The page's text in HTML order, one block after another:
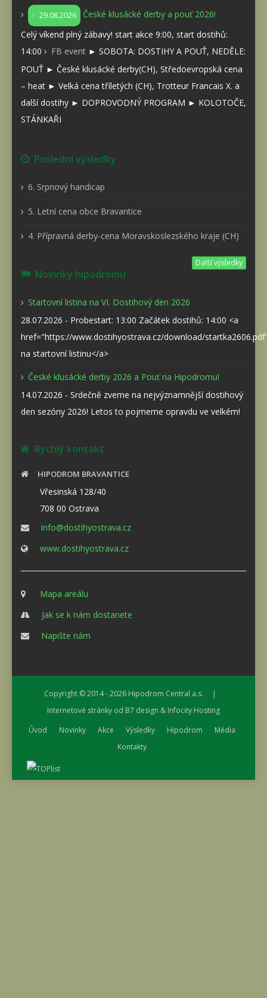
29.08.2026
České klusácké derby a pouť 2026!
Celý víkend plný zábavy! start akce 9:00, start dostihů:
14:00
FB event ► SOBOTA: DOSTIHY A POUŤ, NEDĚLE:
POUŤ ► České klusácké derby(CH), Středoevropská cena
– heat ► Velká cena tříletých (CH), Trotteur Francais X. a
další dostihy ► DOPROVODNÝ PROGRAM ► KOLOTOČE,
STÁNKAŘI
Poslední výsledky
6. Srpnový handicap
5. Letní cena obce Bravantice
4. Přípravná derby-cena Moravskoslezského kraje (CH)
Další výsledky
Novinky hipodromu
Startovní listina na VI. Dostihový den 2026
28.07.2026 - Probestart: 13:00 Začátek dostihů: 14:00 <a
href="https://www.dostihyostrava.cz/download/
na startovní listinu</a>
České klusácké derby 2026 a Pouť na Hipodromu!
14.07.2026 - Srdečně zveme na nejvýznamnější dostihový
den sezóny 2026! Letos to pojmeme opravdu ve velkém!
Rychlý kontakt
HIPODROM BRAVANTICE
Vřesinská 128/40
708 00 Ostrava
info@dostihyostrava.cz
www.dostihyostrava.cz
Mapa areálu
Jak se k nám dostanete
Napište nám
Copyright © 2014 - 2026 Hipodrom Central a.s. |
Internetové stránky od B7 design & Infocity Hosting
Úvod
Novinky Akce Výsledky Hipodrom
Média
Kontakty